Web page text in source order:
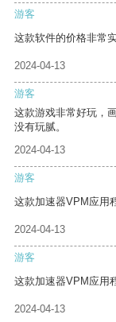
游客
这款软件的价格非常
2024-04-13
游客
这款游戏非常好玩，
没有玩腻。
2024-04-13
游客
这款加速器VPM应用
2024-04-13
游客
这款加速器VPM应用
2024-04-13